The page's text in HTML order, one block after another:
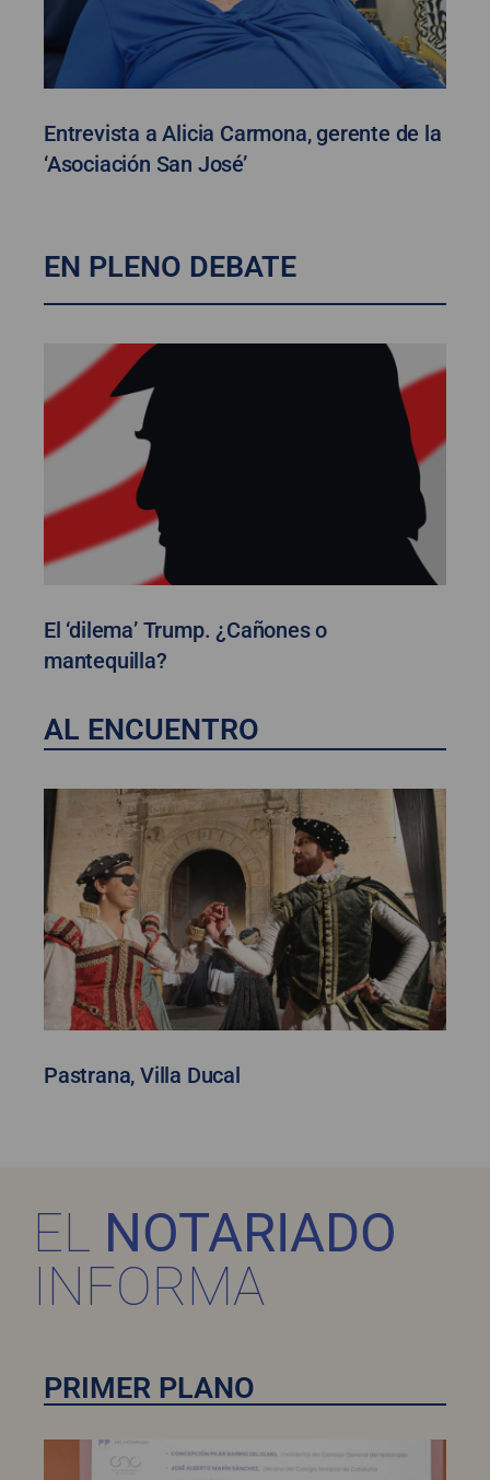
Entrevista a Alicia Carmona, gerente de la
‘Asociación San José’
EN PLENO DEBATE
El ‘dilema’ Trump. ¿Cañones o
mantequilla?
AL ENCUENTRO
Pastrana, Villa Ducal
EL NOTARIADO
INFORMA
PRIMER PLANO